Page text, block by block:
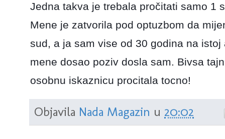
Jedna takva je trebala pročitati samo 1
Mene je zatvorila pod optuzbom da
sud, a ja sam vise od 30 godina na
mene dosao poziv dosla sam. Bivsa
osobnu iskaznicu procitala tocno!
Objavila Nada Magazin u 20:02